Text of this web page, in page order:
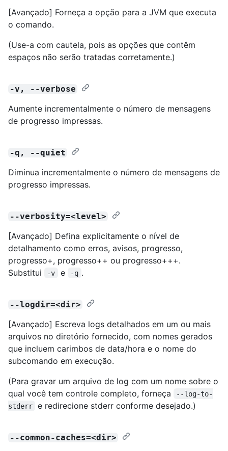
[Avançado] Forneça a opção para a JVM que executa
o comando.
(Use-a com cautela, pois as opções que contêm
espaços não serão tratadas corretamente.)
-v, --verbose
Aumente incrementalmente o número de mensagens
de progresso impressas.
-q, --quiet
Diminua incrementalmente o número de mensagens de
progresso impressas.
--verbosity=<level>
[Avançado] Defina explicitamente o nível de
detalhamento como erros, avisos, progresso,
progresso+, progresso++ ou progresso+++.
Substitui
-v e -q .
--logdir=<dir>
[Avançado] Escreva logs detalhados em um ou mais
arquivos no diretório fornecido, com nomes gerados
que incluem carimbos de data/hora e o nome do
subcomando em execução.
(Para gravar um arquivo de log com um nome sobre o
qual você tem controle completo, forneça
--log-to-
stderr
e redirecione stderr conforme desejado.)
--common-caches=<dir>